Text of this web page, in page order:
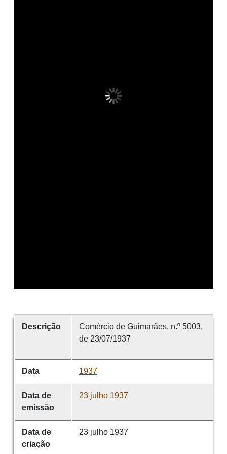
Descrição
Comércio de Guimarães, n.º 5003,
de 23/07/1937
Data 1937
Data de
emissão
23 julho 1937
Data de
criação
23 julho 1937